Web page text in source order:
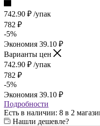
742.90 ₽ /упак
782 ₽
-5%
Экономия 39.10 ₽
Варианты цен
742.90 ₽ /упак
782 ₽
-5%
Экономия 39.10 ₽
Подробности
Есть в наличии: 8 в 2
Нашли дешевле?